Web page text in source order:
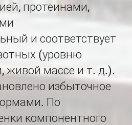
протеинами,
и соответствует
(уровню
живой массе и т. д.).
избыточное
По
компонентного